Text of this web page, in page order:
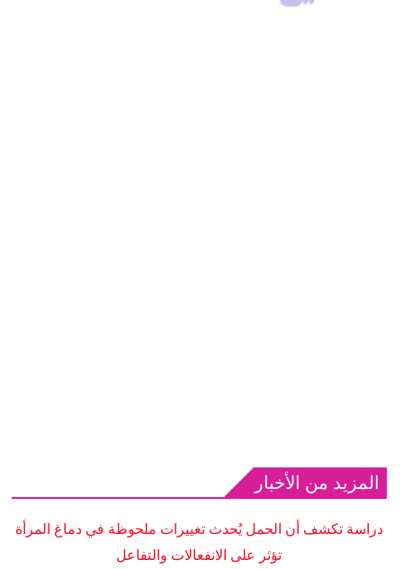
المزيد من الأخبار
دراسة تكشف أن الحمل يُحدث تغييرات ملحوظة في دماغ المرأة
تؤثر على الانفعالات والتفاعل